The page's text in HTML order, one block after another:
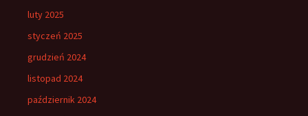
luty 2025
styczeń 2025
grudzień 2024
listopad 2024
październik 2024